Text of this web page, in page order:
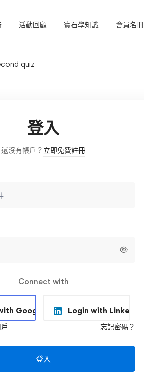
活動回顧 寶石學知識 會員名冊
quiz
登入
還沒有帳戶？ 立即免費註冊
Connect with
Google
Login with Linkedin
忘記密碼？
登入